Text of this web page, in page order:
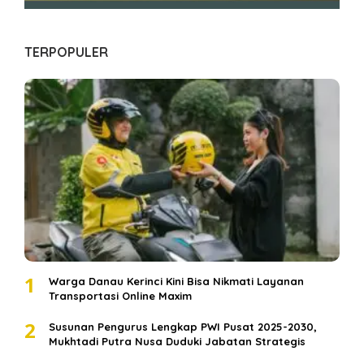
TERPOPULER
1
Warga Danau Kerinci Kini Bisa Nikmati Layanan
Transportasi Online Maxim
2
Susunan Pengurus Lengkap PWI Pusat 2025-2030,
Mukhtadi Putra Nusa Duduki Jabatan Strategis